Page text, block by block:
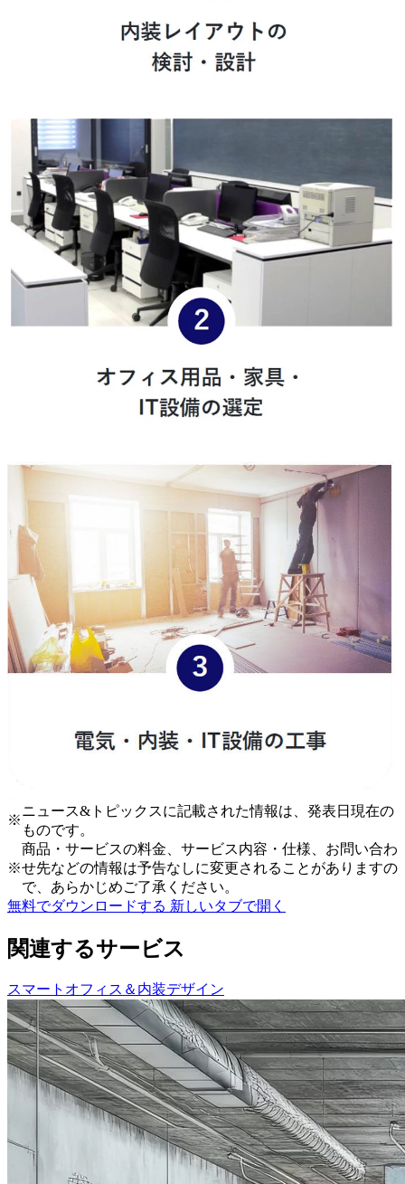
※
ニュース&トピックスに記載された情報は、発表日現在の
ものです。
※
商品・サービスの料金、サービス内容・仕様、お問い合わ
せ先などの情報は予告なしに変更されることがありますの
で、あらかじめご了承ください。
無料でダウンロードする 新しいタブで開く
関連するサービス
スマートオフィス＆内装デザイン